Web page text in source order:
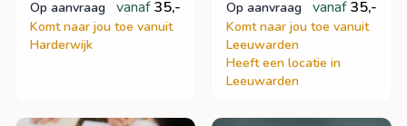
op aanvraag
vanaf 35,-
Komt naar jou toe vanuit
Harderwijk
op aanvraag
vanaf 35,-
Komt naar jou toe vanuit
Leeuwarden
Heeft een locatie in
Leeuwarden